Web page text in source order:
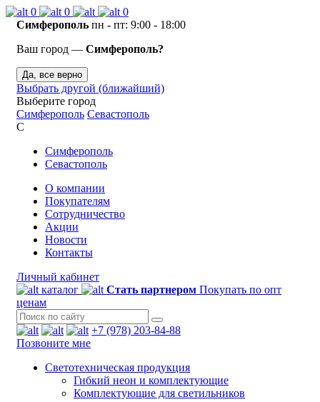
0 0
0
Симферополь пн - пт: 9:00 - 18:00
Ваш город — Симферополь?
Да, все верно
Выбрать другой (ближайший)
Выберите город
Симферополь Севастополь
С
Симферополь
Севастополь
О компании
Покупателям
Сотрудничество
Акции
Новости
Контакты
Личный кабинет
каталог
Стать партнером Покупать по опт
ценам
+7 (978) 203-84-88
Позвоните мне
Светотехническая продукция
Гибкий неон и комплектующие
Комплектующие для светильников